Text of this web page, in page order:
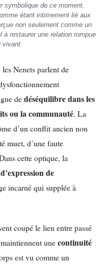
symbolique de ce moment.
étant intimement lié aux
non seulement comme un
restaurer une relation rompue
vivant.
Nenets parlent de
dedéséquilibre dans les
ou la communauté. La
d’un conflit ancien non
muet, d’une faute
cette optique, la
de
incarné qui supplée à
coupé le lien entre passé
unecontinuité
est vu comme un